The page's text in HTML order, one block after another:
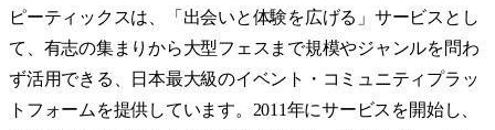
ピーティックスは、「出会いと体験を広げる」サービスとし
て、有志の集まりから大型フェスまで規模やジャンルを問わ
ず活用できる、日本最大級のイベント・コミュニティプラッ
トフォームを提供しています。2011年にサービスを開始し、